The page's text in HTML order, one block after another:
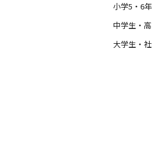
小学5・6
中学生・
大学生・